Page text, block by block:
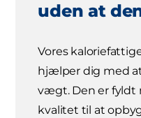
uden at
Vores
hjælper dig med
vægt. Den er fyldt
kvalitet til at